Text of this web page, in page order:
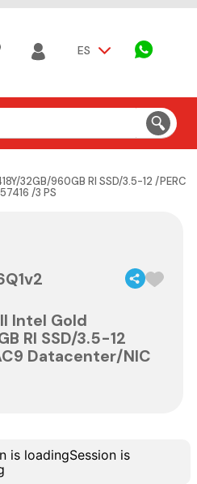
ES
32GB/960GB RI SSD/3.5-12 /PERC
/3 PS
Intel Gold
RI SSD/3.5-12
Datacenter/NIC
is loadingSession is